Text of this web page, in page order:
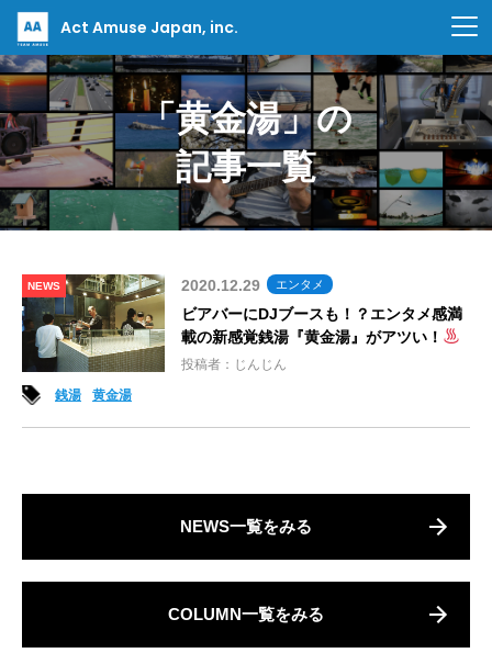
Act Amuse Japan, inc.
「黄金湯」の
記事一覧
NEWS 2020.12.29 エンタメ
ビアバーにDJブースも！？エンタメ感満
載の新感覚銭湯『黄金湯』がアツい！
投稿者：じんじん
銭湯
黄金湯
NEWS一覧をみる
COLUMN一覧をみる